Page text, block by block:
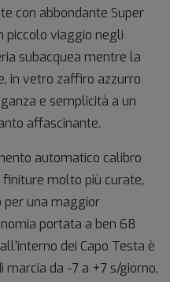
con abbondante Super
piccolo viaggio negli
subacquea mentre la
in vetro zaffiro azzurro
e semplicità a un
affascinante.
automatico calibro
finiture molto più curate,
una maggior
portata a ben 68
dei Capo Testa è
da -7 a +7 s/giorno,